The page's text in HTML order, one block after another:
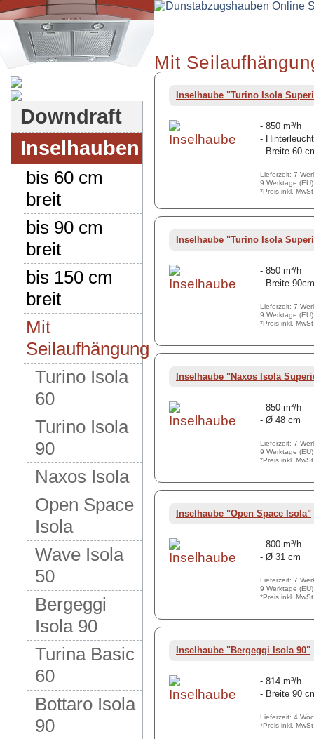
Downdraft
Inselhauben
bis 60 cm
breit
bis 90 cm
breit
bis 150 cm
breit
Mit
Seilaufhängung
Turino Isola
60
Turino Isola
90
Naxos Isola
Open Space
Isola
Wave Isola
50
Bergeggi
Isola 90
Turina Basic
60
Bottaro Isola
90
Mit
Inselhaube "Turino Isola
- 850 m³/h
-
- Breite 60
Lieferzeit: 7
9 Werktage (EU)
*Preis inkl.
Inselhaube "Turino Isola
- 850 m³/h
- Breite 90cm
Lieferzeit: 7
9 Werktage (EU)
*Preis inkl.
Inselhaube "Naxos Isola
- 850 m³/h
- Ø 48 cm
Lieferzeit: 7
9 Werktage (EU)
*Preis inkl.
Inselhaube "Open Space Isola"
- 800 m³/h
- Ø 31 cm
Lieferzeit: 7
9 Werktage (EU)
*Preis inkl.
Inselhaube "Bergeggi Isola 90"
- 814 m³/h
- Breite 90
Lieferzeit: 4
*Preis inkl.